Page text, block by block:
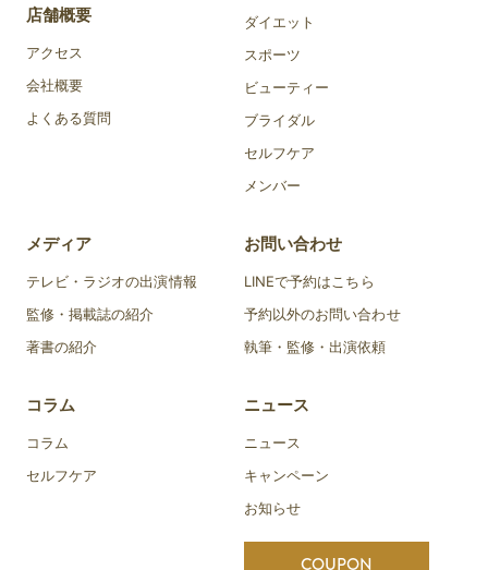
店舗概要
アクセス
会社概要
よくある質問
ダイエット
スポーツ
ビューティー
ブライダル
セルフケア
メンバー
メディア
テレビ・ラジオの出演情報
監修・掲載誌の紹介
著書の紹介
コラム
コラム
セルフケア
お問い合わせ
LINEで予約はこちら
予約以外のお問い合わせ
執筆・監修・出演依頼
ニュース
ニュース
キャンペーン
お知らせ
COUPON